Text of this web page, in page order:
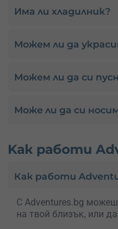
Има ли хладилник?
Можем ли да
Можем ли да си
Може ли да си
Kак работи
Как работи
С Adventures.bg
на твой близък, или